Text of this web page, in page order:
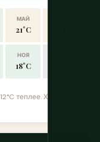
МАЙ
21°C
НОЯ
18°C
теплее. Хела